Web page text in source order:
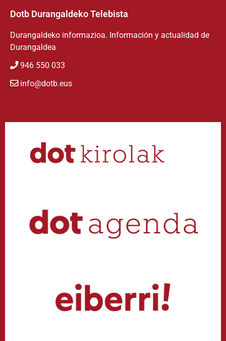
Dotb Durangaldeko Telebista
Durangaldeko informazioa. Información y actualidad de
Durangaldea
946 550 033
info@dotb.eus